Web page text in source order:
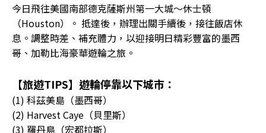
今日飛往美國南部德克薩斯州第一大城～休士頓
（Houston）。 抵達後，辦理出關手續後，接往飯店休
息。調整時差、補充體力，以迎接明日精彩豐富的墨西
哥、加勒比海豪華遊輪之旅。
【旅遊TIPS】遊輪停靠以下城市：
(1) 科茲美島（墨西哥）
(2) Harvest Caye（貝里斯）
(3) 羅丹島（宏都拉斯）